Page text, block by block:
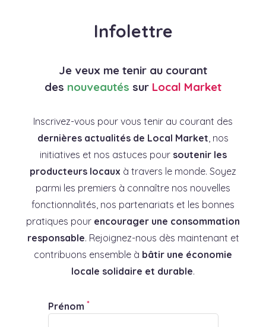
Infolettre
Je veux me tenir au courant
des nouveautés sur Local Market
Inscrivez-vous pour vous tenir au courant des
dernières actualités de Local Market, nos
initiatives et nos astuces pour soutenir les
producteurs locaux à travers le monde. Soyez
parmi les premiers à connaître nos nouvelles
fonctionnalités, nos partenariats et les bonnes
pratiques pour encourager une consommation
responsable. Rejoignez-nous dès maintenant et
contribuons ensemble à bâtir une économie
locale solidaire et durable.
Prénom *